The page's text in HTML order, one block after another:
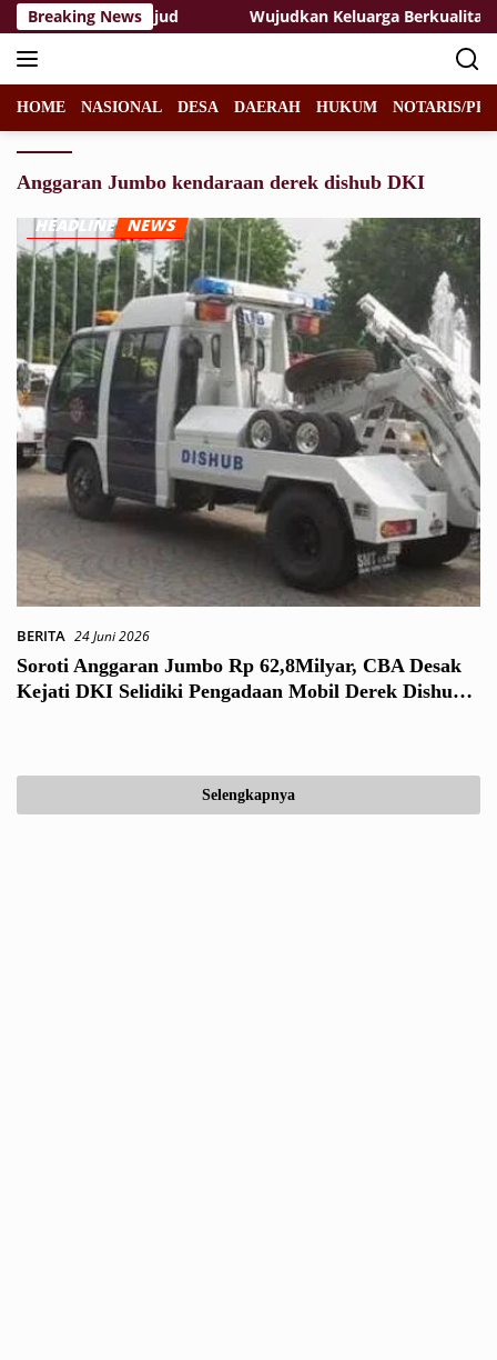
Langsung
ke
konten
Breaking News
Terwujud Wujudkan Keluarga Berkualitas:
HOME NASIONAL DESA DAERAH HUKUM NOTARIS/
Anggaran Jumbo kendaraan derek dishub DKI
BERITA 24 Juni 2026
Soroti Anggaran Jumbo Rp 62,8Milyar, CBA Desak
Kejati DKI Selidiki Pengadaan Mobil Derek Dishub
Selengkapnya